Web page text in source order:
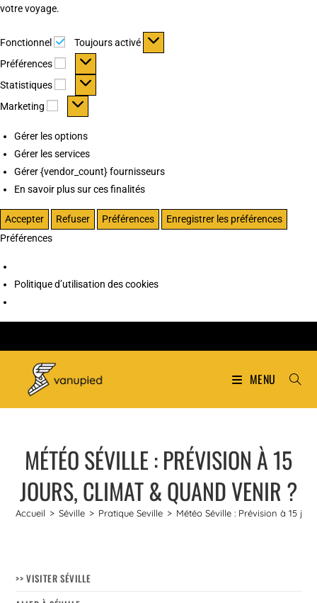
votre voyage.
Fonctionnel Fonctionnel
Toujours activé
Préférences
Préférences
Statistiques Statistiques
Marketing Marketing
Gérer les options
Gérer les services
Gérer {vendor_count} fournisseurs
En savoir plus sur ces finalités
Accepter Refuser Préférences
Enregistrer les préférences
Préférences
Politique d’utilisation des cookies
MENU
MÉTÉO SÉVILLE : PRÉVISION À 15
JOURS, CLIMAT & QUAND VENIR ?
Accueil > Séville > Pratique Seville > Météo Séville : Prévision à 15
>> VISITER SÉVILLE